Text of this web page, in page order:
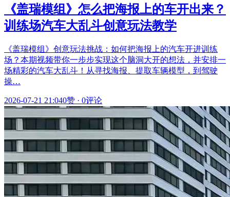
《盖瑞模组》怎么把海报上的车开出来？
训练场汽车大乱斗创意玩法教学
《盖瑞模组》创意玩法挑战：如何把海报上的汽车开进训练
场？本期视频带你一步步实现这个脑洞大开的想法，并安排一
场精彩的汽车大乱斗！从寻找海报、提取车辆模型，到驾驶
操…
2026-07-21 21:040赞 · 0评论